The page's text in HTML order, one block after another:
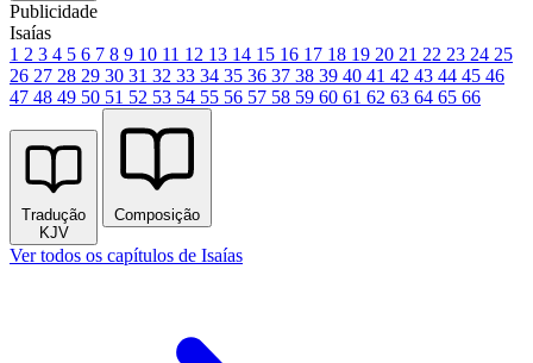
Publicidade
Isaías
1 2 3 4 5 6 7 8 9 10 11 12 13 14 15 16 17 18 19 20 21 22 23 24 25
26 27 28 29 30 31 32 33 34 35 36 37 38 39 40 41 42 43 44 45 46
47 48 49 50 51 52 53 54 55 56 57 58 59 60 61 62 63 64 65 66
Tradução
KJV
Composição
Ver todos os capítulos de Isaías